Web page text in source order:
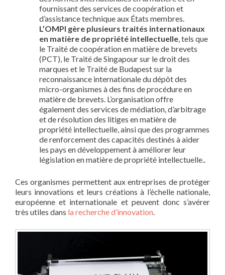
fournissant des services de coopération et
d’assistance technique aux États membres.
L’OMPI gère plusieurs traités internationaux
en matière de propriété intellectuelle, tels que
le Traité de coopération en matière de brevets
(PCT), le Traité de Singapour sur le droit des
marques et le Traité de Budapest sur la
reconnaissance internationale du dépôt des
micro-organismes à des fins de procédure en
matière de brevets. L’organisation offre
également des services de médiation, d’arbitrage
et de résolution des litiges en matière de
propriété intellectuelle, ainsi que des programmes
de renforcement des capacités destinés à aider
les pays en développement à améliorer leur
législation en matière de propriété intellectuelle..
Ces organismes permettent aux entreprises de protéger
leurs innovations et leurs créations à l’échelle nationale,
européenne et internationale et peuvent donc s’avérer
très utiles dans la recherche d’innovation.